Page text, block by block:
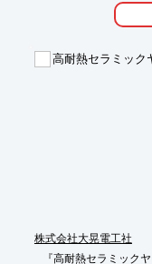
高耐熱セラミック
株式会社大晃電工社
『高耐熱セラミック